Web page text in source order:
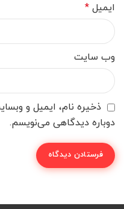
ایمیل *
وب‌ سایت
ذخیره نام، ایمیل و
دوباره دیدگاهی می‌نویسم.